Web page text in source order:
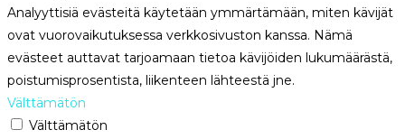
Analyyttisiä evästeitä käytetään ymmärtämään, miten kävijät
ovat vuorovaikutuksessa verkkosivuston kanssa. Nämä
evästeet auttavat tarjoamaan tietoa kävijöiden lukumäärästä,
poistumisprosentista, liikenteen lähteestä jne.
Välttämätön
Välttämätön